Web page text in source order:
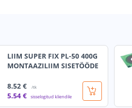
LIIM SUPER FIX PL-50 400G
MONTAAZILIIM SISETÖÖDE
8.52 € /tk
5.54 € sisselogitud kliendile